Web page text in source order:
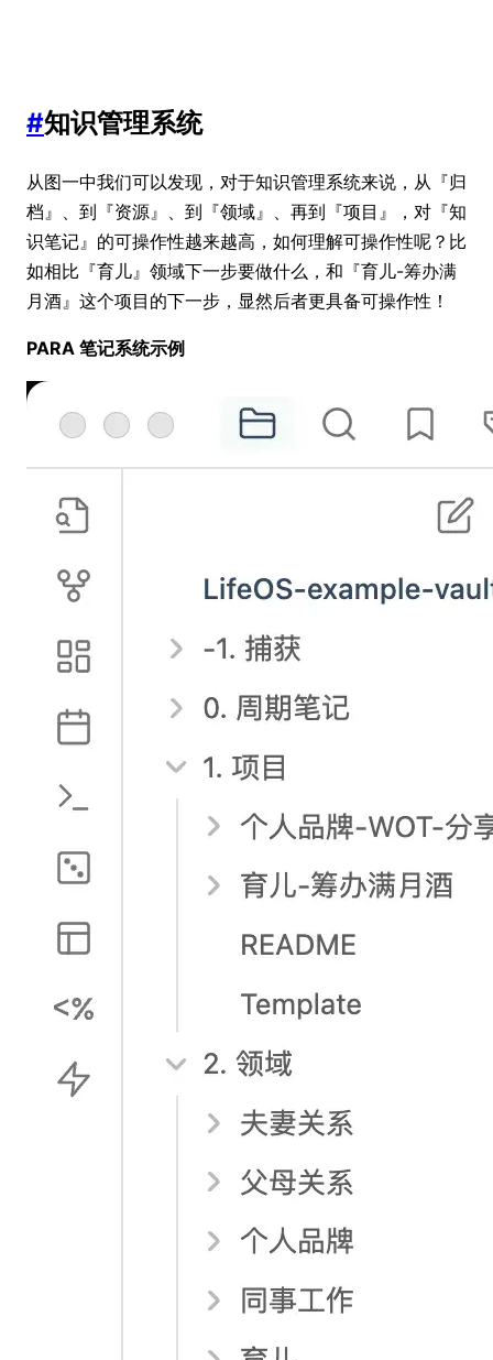
#知识管理系统
从图一中我们可以发现，对于知识管理系统来说，从『归
档』、到『资源』、到『领域』、再到『项目』，对『知
识笔记』的可操作性越来越高，如何理解可操作性呢？比
如相比『育儿』领域下一步要做什么，和『育儿-筹办满
月酒』这个项目的下一步，显然后者更具备可操作性！
PARA 笔记系统示例